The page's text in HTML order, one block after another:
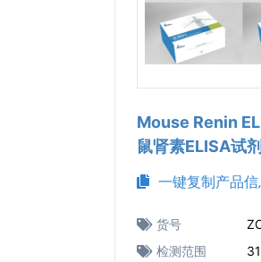
Mouse Renin
鼠肾素ELISA试剂
一键复制产品信
货号
检测范围